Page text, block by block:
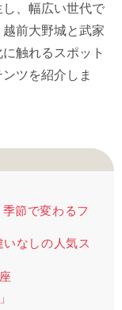
、幅広い世代で
前大野城と武家
触れるスポット
ツを紹介しま
節で変わるフ
なしの人気ス